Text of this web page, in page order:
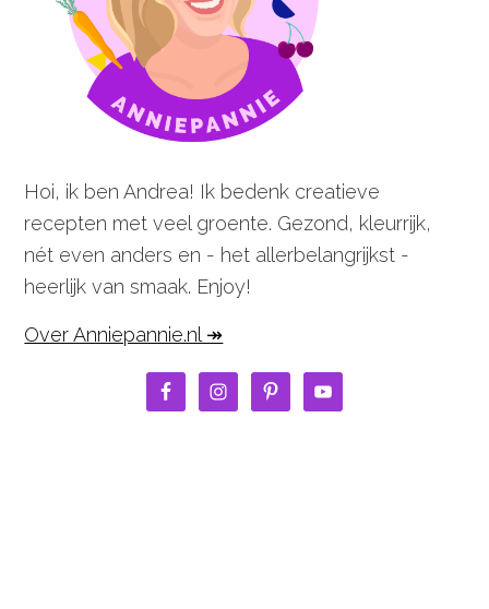
Hoi, ik ben Andrea! Ik bedenk creatieve
recepten met veel groente. Gezond, kleurrijk,
nét even anders en - het allerbelangrijkst -
heerlijk van smaak. Enjoy!
Over Anniepannie.nl ↠